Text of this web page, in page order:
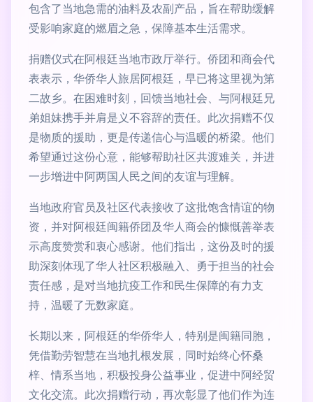
包含了当地急需的油料及农副产品，旨在帮助缓解
受影响家庭的燃眉之急，保障基本生活需求。
捐赠仪式在阿根廷当地市政厅举行。侨团和商会代
表表示，华侨华人旅居阿根廷，早已将这里视为第
二故乡。在困难时刻，回馈当地社会、与阿根廷兄
弟姐妹携手并肩是义不容辞的责任。此次捐赠不仅
是物质的援助，更是传递信心与温暖的桥梁。他们
希望通过这份心意，能够帮助社区共渡难关，并进
一步增进中阿两国人民之间的友谊与理解。
当地政府官员及社区代表接收了这批饱含情谊的物
资，并对阿根廷闽籍侨团及华人商会的慷慨善举表
示高度赞赏和衷心感谢。他们指出，这份及时的援
助深刻体现了华人社区积极融入、勇于担当的社会
责任感，是对当地抗疫工作和民生保障的有力支
持，温暖了无数家庭。
长期以来，阿根廷的华侨华人，特别是闽籍同胞，
凭借勤劳智慧在当地扎根发展，同时始终心怀桑
梓、情系当地，积极投身公益事业，促进中阿经贸
文化交流。此次捐赠行动，再次彰显了他们作为连